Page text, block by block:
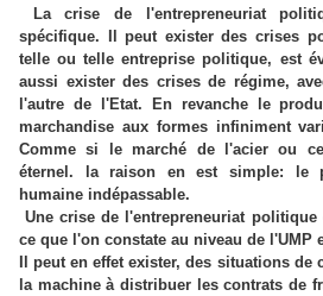
La crise de l'entrepreneuriat
spécifique. Il peut exister des crises
telle ou telle entreprise politique, est
aussi exister des crises de régime,
l'autre de l'Etat. En revanche le
marchandise aux formes infiniment
Comme si le marché de l'acier ou
éternel. la raison en est simple: le
humaine indépassable.
Une crise de l'entrepreneuriat
ce que l'on constate au niveau de l'UMP
Il peut en effet exister, des situations de
la machine à distribuer les contrats de